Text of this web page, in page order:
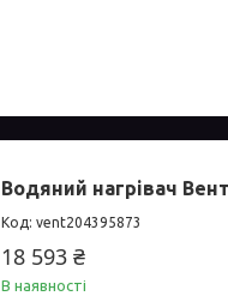
Водяний нагрівач
vent204395873
18 593 ₴
В наявності